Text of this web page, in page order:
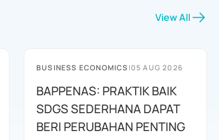
View All
BUSINESS ECONOMICS|05 AUG 2026
BAPPENAS: PRAKTIK BAIK
SDGS SEDERHANA DAPAT
BERI PERUBAHAN PENTING